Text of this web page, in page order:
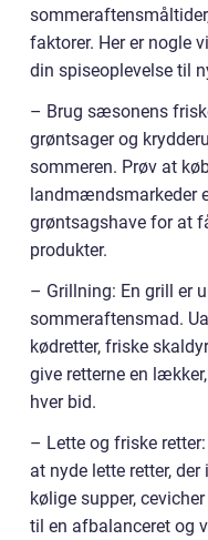
faktorer. Her er nogle
din spiseoplevelse til
– Brug sæsonens
grøntsager og
sommeren. Prøv at
landmændsmarkeder
grøntsagshave for at
produkter.
– Grillning: En grill er
sommeraftensmad.
kødretter, friske
give retterne en
hver bid.
– Lette og friske
at nyde lette retter,
kølige supper,
til en afbalanceret og